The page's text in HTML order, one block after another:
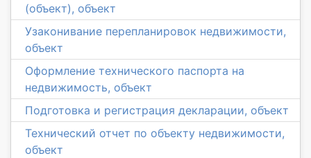
(объект), объект
Узаконивание перепланировок недвижимости,
объект
Оформление технического паспорта на
недвижимость, объект
Подготовка и регистрация декларации, объект
Технический отчет по объекту недвижимости,
объект